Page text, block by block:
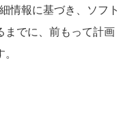
情報に基づき、ソフト
までに、前もって計画